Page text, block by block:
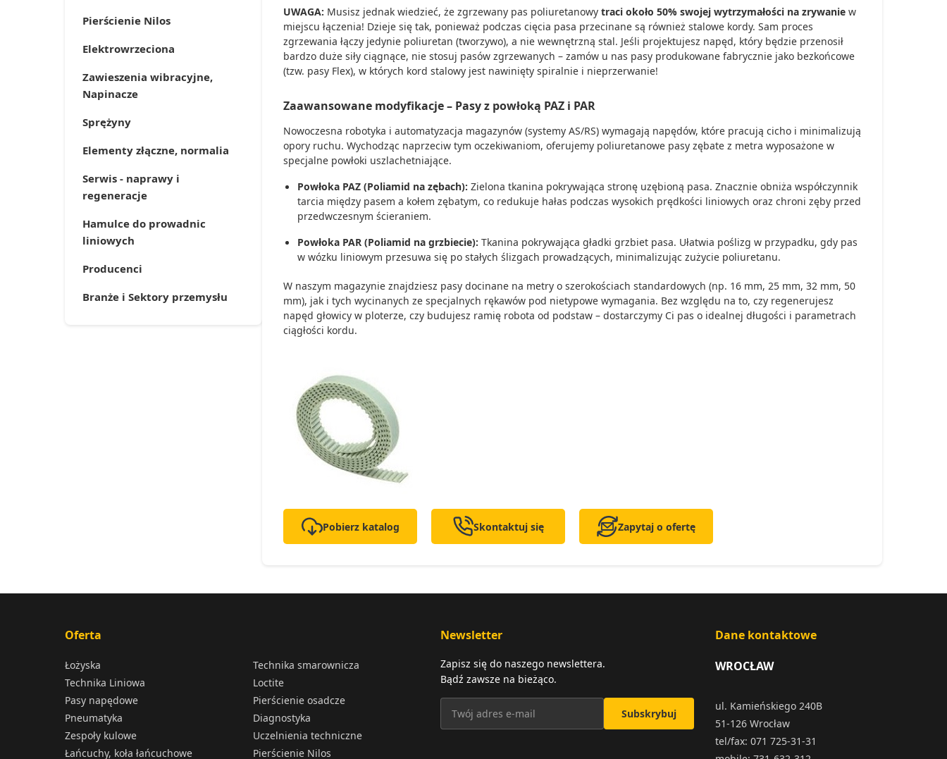
Pierścienie Nilos
Elektrowrzeciona
Zawieszenia wibracyjne,
Napinacze
Sprężyny
Elementy złączne, normalia
Serwis - naprawy i
regeneracje
Hamulce do prowadnic
liniowych
Producenci
Branże i Sektory przemysłu
UWAGA: Musisz jednak wiedzieć, że zgrzewany pas poliuretanowy traci około 50% swojej wytrzymałości na zrywanie w
miejscu łączenia! Dzieje się tak, ponieważ podczas cięcia pasa przecinane są również stalowe kordy. Sam proces
zgrzewania łączy jedynie poliuretan (tworzywo), a nie wewnętrzną stal. Jeśli projektujesz napęd, który będzie przenosił
bardzo duże siły ciągnące, nie stosuj pasów zgrzewanych – zamów u nas pasy produkowane fabrycznie jako bezkońcowe
(tzw. pasy Flex), w których kord stalowy jest nawinięty spiralnie i nieprzerwanie!
Zaawansowane modyfikacje – Pasy z powłoką PAZ i PAR
Nowoczesna robotyka i automatyzacja magazynów (systemy AS/RS) wymagają napędów, które pracują cicho i minimalizują
opory ruchu. Wychodząc naprzeciw tym oczekiwaniom, oferujemy poliuretanowe pasy zębate z metra wyposażone w
specjalne powłoki uszlachetniające.
Powłoka PAZ (Poliamid na zębach): Zielona tkanina pokrywająca stronę uzębioną pasa. Znacznie obniża współczynnik
tarcia między pasem a kołem zębatym, co redukuje hałas podczas wysokich prędkości liniowych oraz chroni zęby przed
przedwczesnym ścieraniem.
Powłoka PAR (Poliamid na grzbiecie): Tkanina pokrywająca gładki grzbiet pasa. Ułatwia poślizg w przypadku, gdy pas
w wózku liniowym przesuwa się po stałych ślizgach prowadzących, minimalizując zużycie poliuretanu.
W naszym magazynie znajdziesz pasy docinane na metry o szerokościach standardowych (np. 16 mm, 25 mm, 32 mm, 50
mm), jak i tych wycinanych ze specjalnych rękawów pod nietypowe wymagania. Bez względu na to, czy regenerujesz
napęd głowicy w ploterze, czy budujesz ramię robota od podstaw – dostarczymy Ci pas o idealnej długości i parametrach
ciągłości kordu.
Pobierz katalog Skontaktuj się Zapytaj o ofertę
Oferta
Łożyska
Technika Liniowa
Pasy napędowe
Pneumatyka
Zespoły kulowe
Łańcuchy, koła łańcuchowe
Technika smarownicza
Loctite
Pierścienie osadcze
Diagnostyka
Uczelnienia techniczne
Pierścienie Nilos
Newsletter
Zapisz się do naszego newslettera.
Bądź zawsze na bieżąco.
Subskrybuj
Dane kontaktowe
WROCŁAW
ul. Kamieńskiego 240B
51-126 Wrocław
tel/fax: 071 725-31-31